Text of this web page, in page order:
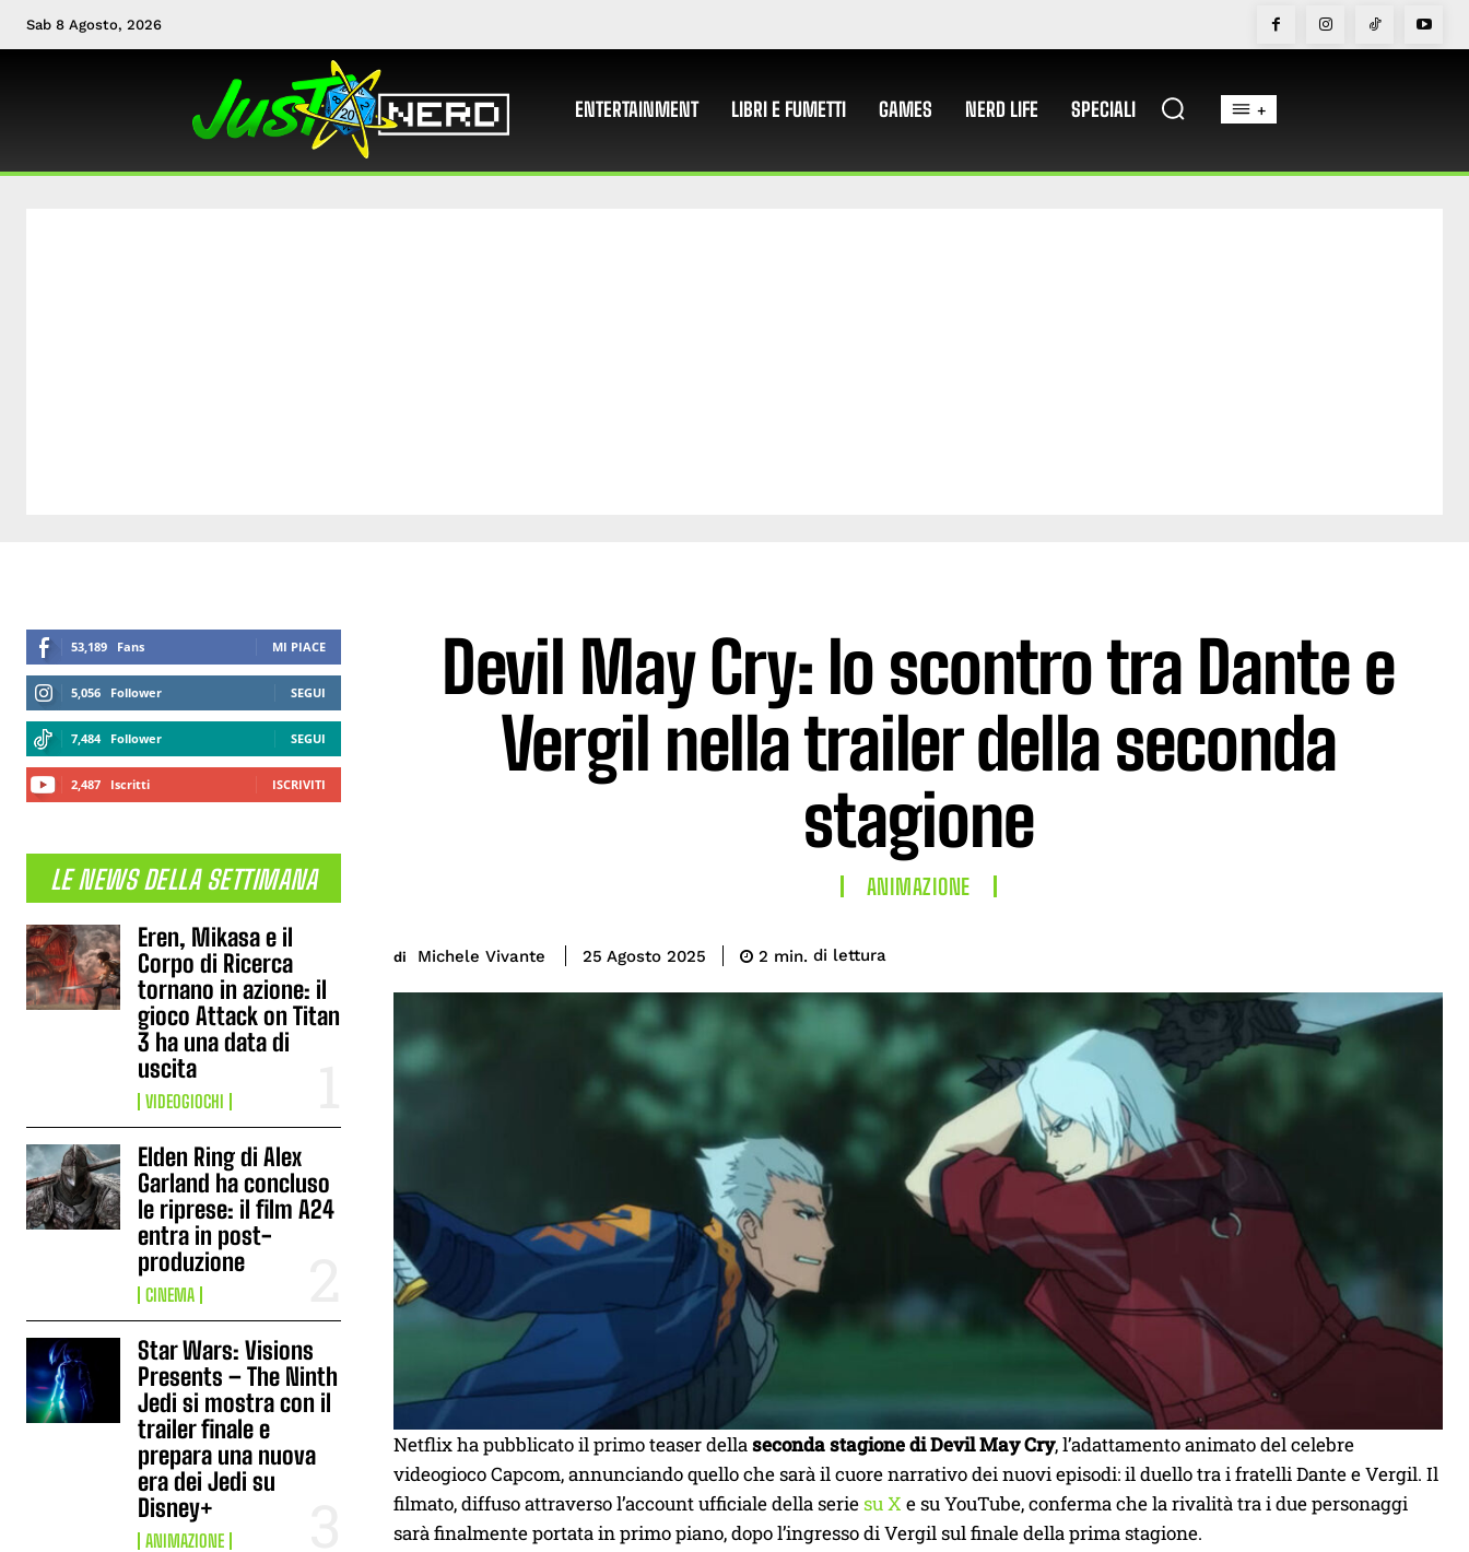
Sab 8 Agosto, 2026
ENTERTAINMENT LIBRI E FUMETTI GAMES NERD LIFE SPECIALI +
53,189 Fans MI PIACE
5,056 Follower SEGUI
7,484 Follower SEGUI
2,487 Iscritti ISCRIVITI
LE NEWS DELLA SETTIMANA
Eren, Mikasa e il
Corpo di Ricerca
tornano in azione: il
gioco Attack on Titan
3 ha una data di
uscita
VIDEOGIOCHI
Elden Ring di Alex
Garland ha concluso
le riprese: il film A24
entra in post-
produzione
CINEMA
Star Wars: Visions
Presents – The Ninth
Jedi si mostra con il
trailer finale e
prepara una nuova
era dei Jedi su
Disney+
ANIMAZIONE
Devil May Cry: lo scontro tra Dante e
Vergil nella trailer della seconda
stagione
ANIMAZIONE
di Michele Vivante 25 Agosto 2025 2 min. di lettura
Netflix ha pubblicato il primo teaser dellaseconda stagione di Devil May Cry, l’adattamento animato del celebre
videogioco Capcom, annunciando quello che sarà il cuore narrativo dei nuovi episodi: il duello tra i fratelli Dante e Vergil. Il
filmato, diffuso attraverso l’account ufficiale della seriesu X e su YouTube, conferma che la rivalità tra i due personaggi
sarà finalmente portata in primo piano, dopo l’ingresso di Vergil sul finale della prima stagione.